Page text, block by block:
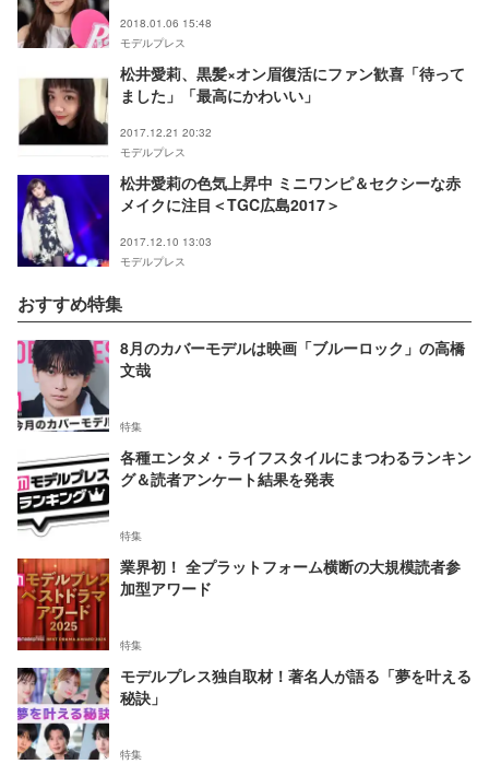
2018.01.06 15:48
モデルプレス
松井愛莉、黒髪×オン眉復活にファン歓喜「待って
ました」「最高にかわいい」
2017.12.21 20:32
モデルプレス
松井愛莉の色気上昇中 ミニワンピ＆セクシーな赤
メイクに注目＜TGC広島2017＞
2017.12.10 13:03
モデルプレス
おすすめ特集
8月のカバーモデルは映画「ブルーロック」の高橋
文哉
特集
各種エンタメ・ライフスタイルにまつわるランキン
グ＆読者アンケート結果を発表
特集
業界初！ 全プラットフォーム横断の大規模読者参
加型アワード
特集
モデルプレス独自取材！著名人が語る「夢を叶える
秘訣」
特集